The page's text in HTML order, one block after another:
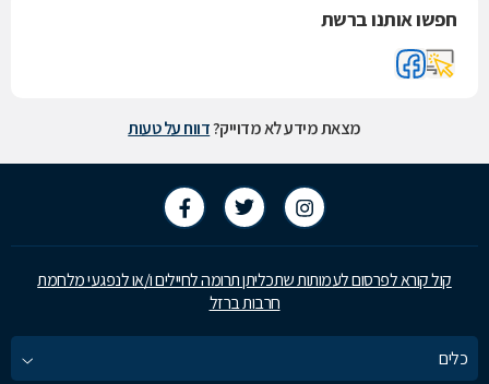
חפשו אותנו ברשת
מצאת מידע לא מדוייק?דווח על טעות
קול קורא לפרסום לעמותות שתכליתן תרומה לחיילים ו/או לנפגעי מלחמת
חרבות ברזל
כלים